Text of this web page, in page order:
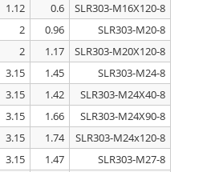
8-SLR303-M16X120
0.6
1.12
8-SLR303-M20
0.96
2
8-SLR303-M20X120
1.17
2
8-SLR303-M24
1.45
3.15
8-SLR303-M24X40
1.42
3.15
8-SLR303-M24X90
1.66
3.15
8-SLR303-M24x120
1.74
3.15
8-SLR303-M27
1.47
3.15